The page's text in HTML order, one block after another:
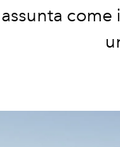
assunta